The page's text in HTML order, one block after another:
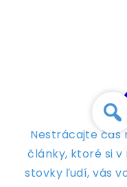
Nestrácajte čas
články, ktoré si
stovky ľudí, vás